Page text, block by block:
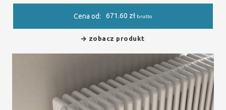
Cena od: 671.60 zł brutto
zobacz produkt